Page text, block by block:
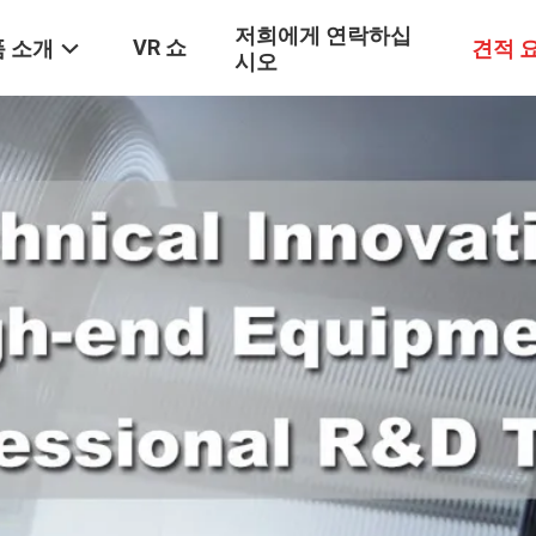
소개 VR 쇼
저희에게 연락하십
시오
견적